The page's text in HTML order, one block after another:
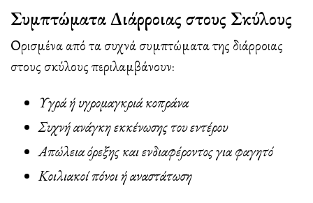
Συμπτώματα Διάρροιας στους Σκύλους
Ορισμένα από τα συχνά συμπτώματα της διάρροιας
στους σκύλους περιλαμβάνουν:
Υγρά ή υγρομαγκριά κοπράνα
Συχνή ανάγκη εκκένωσης του εντέρου
Απώλεια όρεξης και ενδιαφέροντος για φαγητό
Κοιλιακοί πόνοι ή αναστάτωση